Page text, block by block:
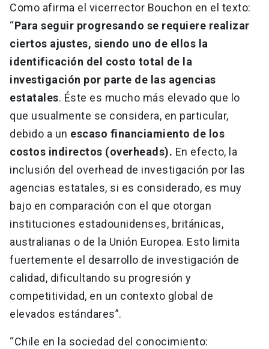
Como afirma el vicerrector Bouchon en el texto:
“Para seguir progresando se requiere realizar
ciertos ajustes, siendo uno de ellos la
identificación del costo total de la
investigación por parte de las agencias
estatales. Éste es mucho más elevado que lo
que usualmente se considera, en particular,
debido a un escaso financiamiento de los
costos indirectos (overheads). En efecto, la
inclusión del overhead de investigación por las
agencias estatales, si es considerado, es muy
bajo en comparación con el que otorgan
instituciones estadounidenses, británicas,
australianas o de la Unión Europea. Esto limita
fuertemente el desarrollo de investigación de
calidad, dificultando su progresión y
competitividad, en un contexto global de
elevados estándares”.
“Chile en la sociedad del conocimiento: